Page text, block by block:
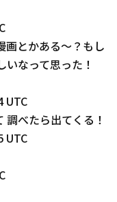
画とかある〜？もし
いなって思った！
UTC
べたら出てくる！
UTC